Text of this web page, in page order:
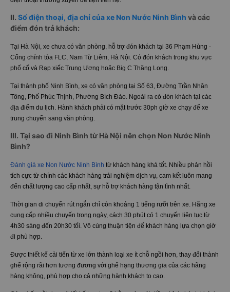
II. Số điện thoại, địa chỉ của xe Non Nước Ninh Bình và các
điểm đón trả khách:
Tại Hà Nội, xe chưa có văn phòng, hỗ trợ đón khách tại 36 Phạm Hùng -
Cổng chính tòa FLC, Nam Từ Liêm, Hà Nội. Có đón khách trong khu vực
phố cổ và Rạp xiếc Trung Ương hoặc Big C Thăng Long.
Tại thành phố Ninh Bình, xe có văn phòng tại Số 63, Đường Trần Nhân
Tông, Phố Phúc Thịnh, Phường Bích Đào. Ngoài ra có đón khách tại các
địa điểm du lịch. Hành khách phải có mặt trước 30ph giờ xe chạy để xe
trung chuyển sang văn phòng.
III. Tại sao đi Ninh Bình từ Hà Nội nên chọn Non Nước Ninh
Bình?
Đánh giá xe Non Nước Ninh Bình từ khách hàng khá tốt. Nhiều phản hồi
tích cực từ chính các khách hàng trải nghiệm dịch vụ, cam kết luôn mang
đến chất lượng cao cấp nhất, sự hỗ trợ khách hàng tận tình nhất.
Thời gian di chuyển rút ngắn chỉ còn khoảng 1 tiếng rưỡi trên xe. Hãng xe
cung cấp nhiều chuyến trong ngày, cách 30 phút có 1 chuyến liên tục từ
4h30 sáng đến 20h30 tối. Vô cùng thuận tiện để khách hàng lựa chọn giờ
đi phù hợp.
Được thiết kế cải tiến từ xe lớn thành loại xe ít chỗ ngồi hơn, thay đổi thành
ghế rộng rãi hơn tương đương với ghế hạng thương gia của các hãng
hàng không, phù hợp cho cả những hành khách to cao.